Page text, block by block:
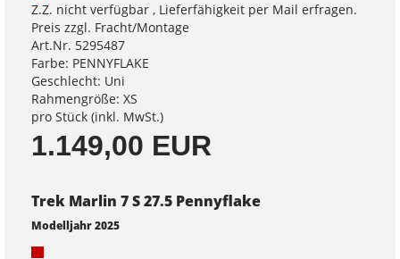
Z.Z. nicht verfügbar , Lieferfähigkeit per Mail erfragen.
Preis zzgl. Fracht/Montage
Art.Nr. 5295487
Farbe: PENNYFLAKE
Geschlecht: Uni
Rahmengröße: XS
pro Stück (inkl. MwSt.)
1.149,00 EUR
Trek Marlin 7 S 27.5 Pennyflake
Modelljahr 2025